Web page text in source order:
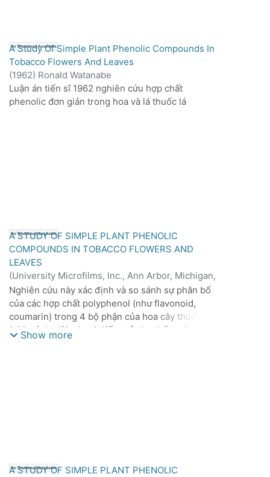
năng trong phần hòa tan trong cồn và so sánh
sự tích lũy lignin ở cây trồng trong điều kiện
bình thường và thiếu Boron.
No Thumbnail Available
A Study Of Simple Plant Phenolic Compounds In
Tobacco Flowers And Leaves
(1962) Ronald Watanabe
Luận án tiến sĩ 1962 nghiên cứu hợp chất
phenolic đơn giản trong hoa và lá thuốc lá
No Thumbnail Available
A STUDY OF SIMPLE PLANT PHENOLIC
COMPOUNDS IN TOBACCO FLOWERS AND
LEAVES
(University Microfilms, Inc., Ann Arbor, Michigan,
1962)Ronald Watanabe
Nghiên cứu này xác định và so sánh sự phân bố
của các hợp chất polyphenol (như flavonoid,
coumarin) trong 4 bộ phận của hoa cây thuốc lá
(nhị, cánh, đài, nhụy). Kết quả cho thấy mỗi bộ
Show more
No Thumbnail Available
A STUDY OF SIMPLE PLANT PHENOLIC